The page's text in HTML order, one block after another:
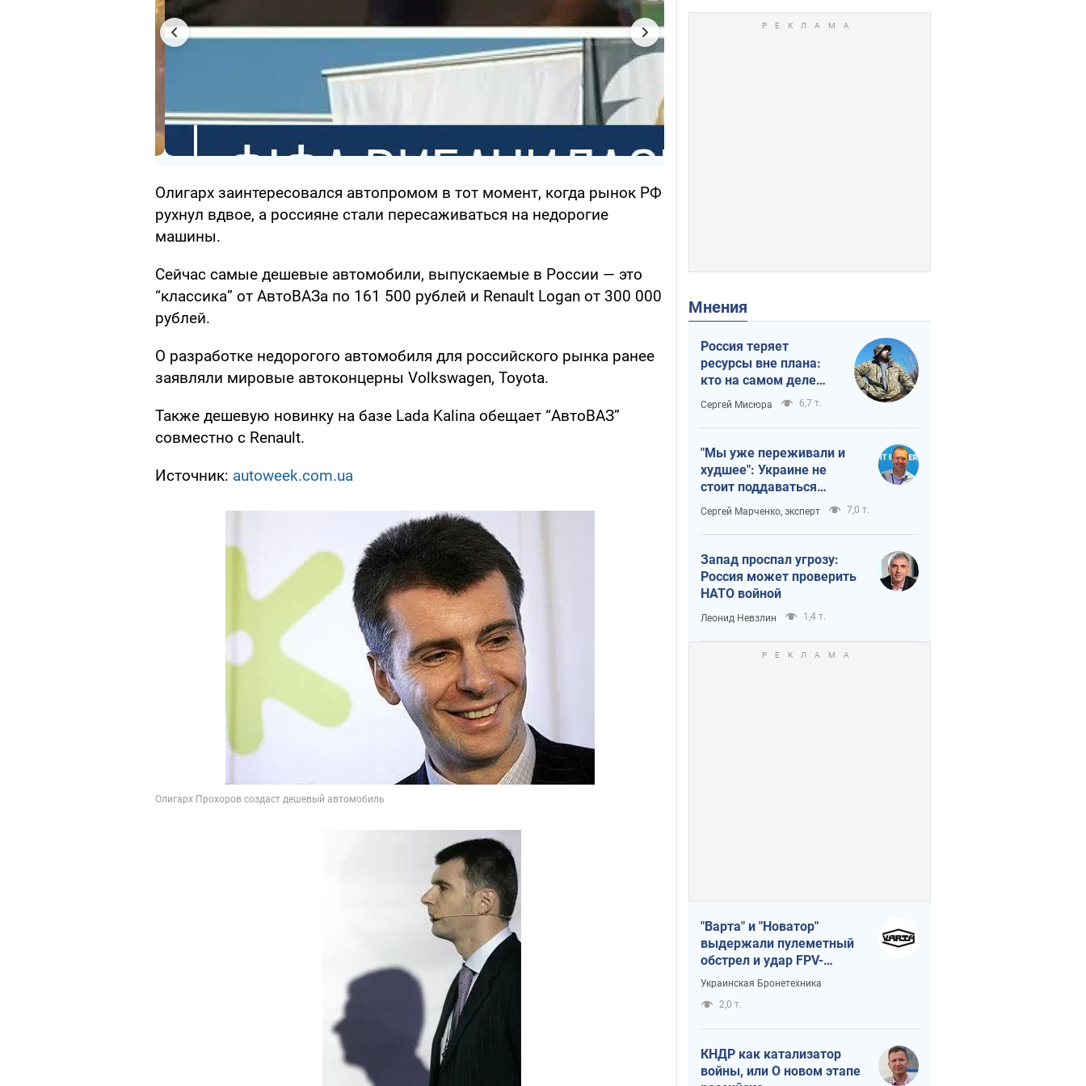
Олигарх заинтересовался автопромом в тот момент, когда рынок РФ
рухнул вдвое, а россияне стали пересаживаться на недорогие
машины.
Сейчас самые дешевые автомобили, выпускаемые в России — это
“классика” от АвтоВАЗа по 161 500 рублей и Renault Logan от 300 000
рублей.
О разработке недорогого автомобиля для российского рынка ранее
заявляли мировые автоконцерны Volkswagen, Toyota.
Также дешевую новинку на базе Lada Kalina обещает “АвтоВАЗ”
совместно с Renault.
Источник: autoweek.com.ua
Мнения
Россия теряет
ресурсы вне плана:
кто на самом деле
диктует темп войны
Сергей Мисюра 6,7 т.
"Мы уже переживали и
худшее": Украине не
стоит поддаваться
отчаянию из-за
ракетного террора
Сергей Марченко, эксперт 7,0 т.
Запад проспал угрозу:
Россия может проверить
НАТО войной
Леонид Невзлин 1,4 т.
"Варта" и "Новатор"
выдержали пулеметный
обстрел и удар FPV-
дрона, сохранив жизнь
Украинская Бронетехника
2,0 т.
КНДР как катализатор
войны, или О новом этапе